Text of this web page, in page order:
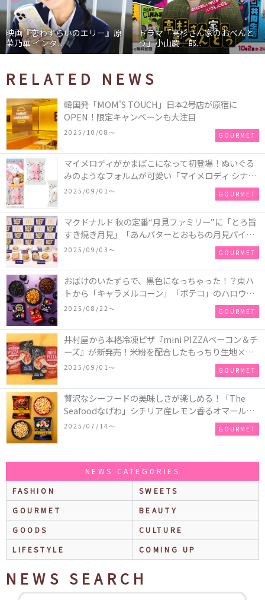
映画『恋わずらいのエリー』原
菜乃華 インタ...
ドラマ「高杉さん家のおべんと
う」小山慶一郎...
RELATED NEWS
韓国発「MOM'S TOUCH」日本2号店が原宿に
OPEN！限定キャンペーンも大注目
2025/10/08〜 GOURMET
マイメロディがかまぼこになって初登場！ぬいぐる
みのようなフォルムが可愛い「マイメロディ シナモ
ロール かまぼこ」が新発売
2025/09/01〜 GOURMET
マクドナルド 秋の定番“月見ファミリー”に「とろ旨
すき焼き月見」「あんバターとおもちの月見パイ」
「月見マ ックシェイク 山梨県産シャインマスカット
2025/09/03〜 GOURMET
おばけのいたずらで、黒色になっちゃった！？東ハ
トから「キャラメルコーン」「ポテコ」のハロウィ
ン限定商品が新発売♪
2025/08/22〜 GOURMET
井村屋から本格冷凍ピザ『mini PIZZAベーコン＆チ
ーズ』が新発売！米粉を配合したもっちり生地×ご
ろごろ具材×とろけるチーズで満足感たっぷりのピ
2025/09/01〜 GOURMET
贅沢なシーフードの美味しさが楽しめる！「The
Seafoodなげわ」シチリア産レモン香るオマール海
老味、安曇野産わさび香るうに味が期間限定で新発
2025/07/14〜 GOURMET
NEWS CATEGORIES
FASHION
SWEETS
GOURMET
BEAUTY
GOODS
CULTURE
LIFESTYLE
COMING UP
NEWS SEARCH